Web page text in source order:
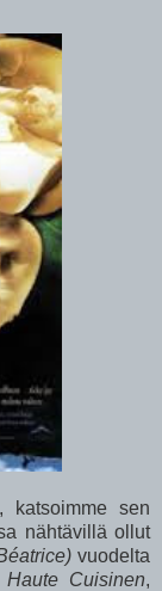
katsoimme sen
nähtävillä ollut
vuodelta
Haute Cuisinen,